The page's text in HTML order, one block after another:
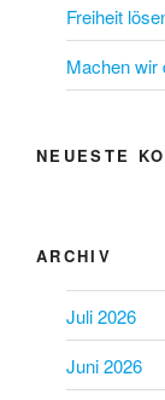
Freiheit
Machen wir
NEUESTE
ARCHIV
Juli 2026
Juni 2026